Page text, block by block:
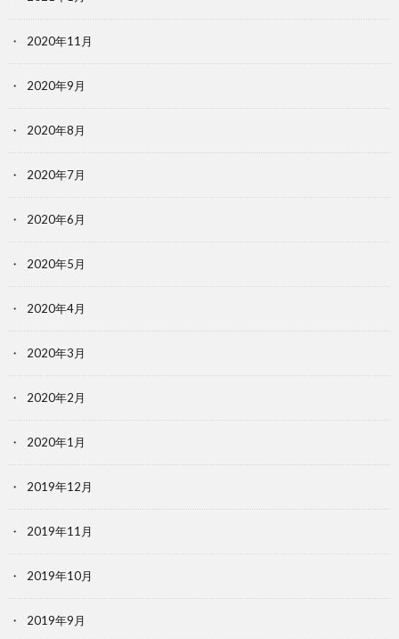
2020年11月
2020年9月
2020年8月
2020年7月
2020年6月
2020年5月
2020年4月
2020年3月
2020年2月
2020年1月
2019年12月
2019年11月
2019年10月
2019年9月